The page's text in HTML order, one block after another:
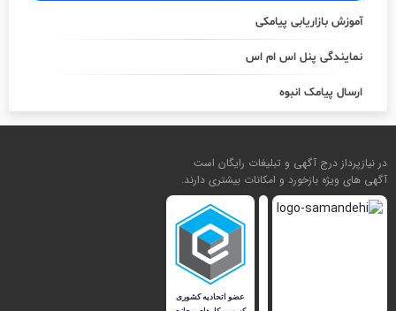
آموزش بازاریابی پیامکی
نمایندگی پنل اس ام اس
ارسال پیامک انبوه
در نیازپرداز درج آگهی و تبلیغات رایگان است
آگهی های ویژه بازخورد و امکانات بیشتری دارند.